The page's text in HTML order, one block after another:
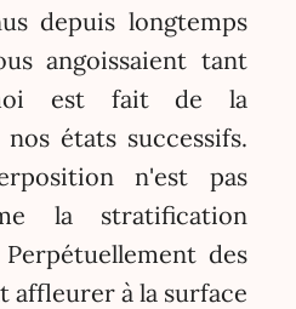
depuis longtemps
angoissaient tant
est fait de la
états successifs.
n'est pas
la stratification
des
affleurer à la surface